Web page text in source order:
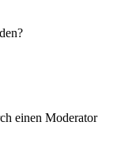
einen Moderator